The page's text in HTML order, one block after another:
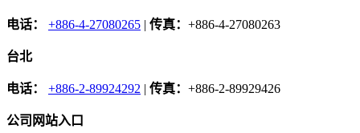
电话： +886-4-27080265 | 传真： +886-4-27080263
台北
电话： +886-2-89924292 | 传真： +886-2-89929426
公司网站入口